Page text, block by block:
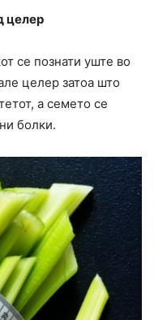
целер
се познати уште во
целер затоа што
а семето се
болки.